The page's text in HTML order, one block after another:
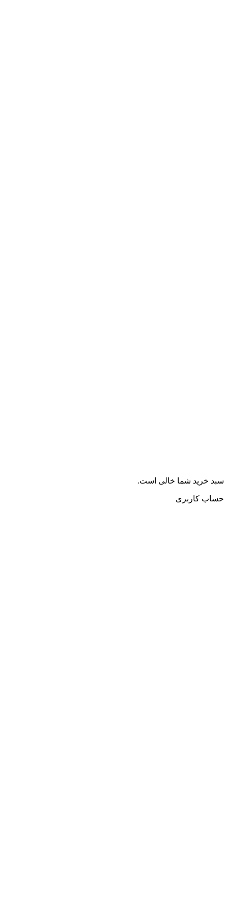
سبد خرید شما خالی است.
حساب کاربری